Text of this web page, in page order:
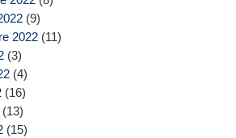
(9)
2022 (11)
(3)
(4)
(16)
(13)
(15)